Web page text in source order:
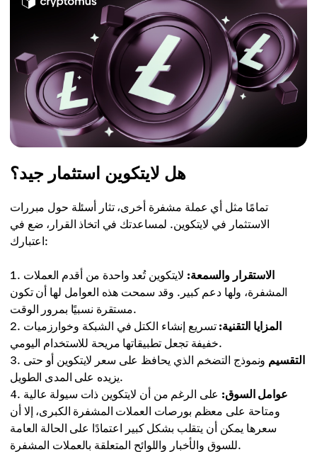
هل لايتكوين استثمار جيد؟
تمامًا مثل أي عملة مشفرة أخرى، تثار أسئلة حول مبررات
الاستثمار في لايتكوين. لمساعدتك في اتخاذ القرار، ضع في
اعتبارك:
الاستقرار والسمعة: لايتكوين تُعد واحدة من أقدم العملات
المشفرة، ولها دعم كبير. وقد سمحت هذه العوامل لها أن تكون
مستقرة نسبيًا بمرور الوقت.
المزايا التقنية: تسريع إنشاء الكتل في الشبكة وخوارزميات
خفيفة تجعل تطبيقاتها مريحة للاستخدام اليومي.
التقسيم ونموذج التضخم الذي يحافظ على سعر لايتكوين أو حتى
يزيده على المدى الطويل.
عوامل السوق: على الرغم من أن لايتكوين ذات سيولة عالية
ومتاحة على معظم بورصات العملات المشفرة الكبرى، إلا أن
سعرها يمكن أن يتقلب بشكل كبير اعتمادًا على الحالة العامة
للسوق والأخبار واللوائح المتعلقة بالعملات المشفرة.